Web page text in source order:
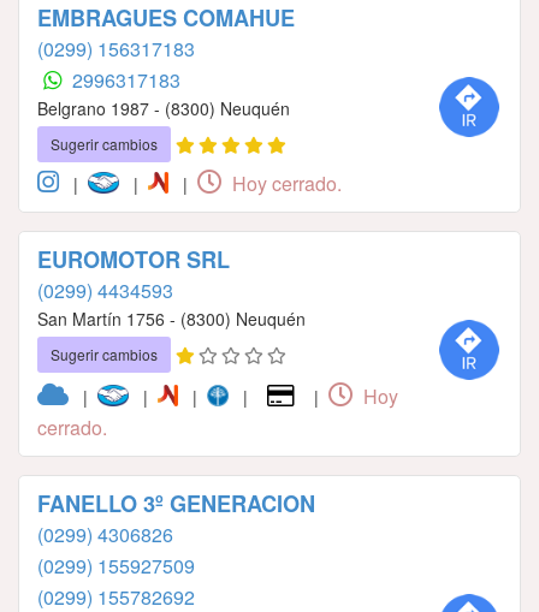
EMBRAGUES COMAHUE
(0299) 156317183
2996317183
Belgrano 1987 - (8300) Neuquén
Sugerir cambios
| | | Hoy cerrado.
EUROMOTOR SRL
(0299) 4434593
San Martín 1756 - (8300) Neuquén
Sugerir cambios
| | | | |
Hoy
cerrado.
FANELLO 3º GENERACION
(0299) 4306826
(0299) 155927509
(0299) 155782692